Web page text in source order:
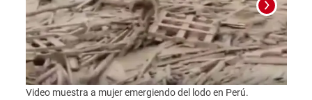
Video muestra a mujer emergiendo del lodo en Perú.